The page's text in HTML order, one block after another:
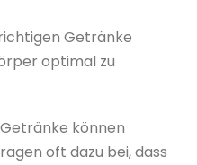
Getränke
optimal zu
können
oft dazu bei, dass